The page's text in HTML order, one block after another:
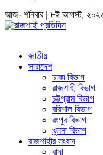
আজ- শনিবার | ৮ই আগস্ট, ২০২৬
জাতীয়
সারাদেশ
ঢাকা বিভাগ
রাজশাহী বিভাগ
চট্টগ্রাম বিভাগ
বরিশাল বিভাগ
রংপুর বিভাগ
খুলনা বিভাগ
রাজশাহীর সংবাদ
বাঘা